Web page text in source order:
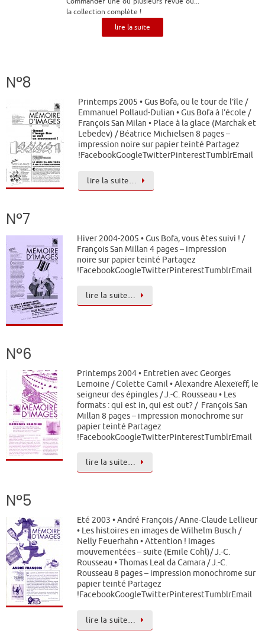
la collection complète !
lire la suite
N°8
Printemps 2005 • Gus Bofa, ou le tour de l’île /
Emmanuel Pollaud-Dulian • Gus Bofa à l’école /
François San Milan • Place à la glace (Marchak et
Lebedev) / Béatrice Michielsen 8 pages –
impression noire sur papier teinté Partagez
!FacebookGoogleTwitterPinterestTumblrEmail
lire la suite…
N°7
Hiver 2004-2005 • Gus Bofa, vous êtes suivi ! /
François San Millan 4 pages – impression
noire sur papier teinté Partagez
!FacebookGoogleTwitterPinterestTumblrEmail
lire la suite…
N°6
Printemps 2004 • Entretien avec Georges
Lemoine / Colette Camil • Alexandre Alexeïeff, le
seigneur des épingles / J.-C. Rousseau • Les
formats : qui est in, qui est out? / François San
Millan 8 pages – impression monochrome sur
papier teinté Partagez
!FacebookGoogleTwitterPinterestTumblrEmail
lire la suite…
N°5
Eté 2003 • André François / Anne-Claude Lellieur
• Les histoires en images de Wilhelm Busch /
Nelly Feuerhahn • Attention ! Images
mouvementées – suite (Emile Cohl)/ J.-C.
Rousseau • Thomas Leal da Camara / J.-C.
Rousseau 8 pages – impression monochrome sur
papier teinté Partagez
!FacebookGoogleTwitterPinterestTumblrEmail
lire la suite…